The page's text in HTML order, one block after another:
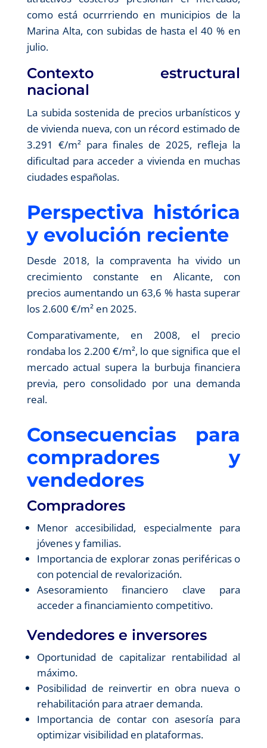
como está ocurrriendo en municipios de la
Marina Alta, con subidas de hasta el 40 % en
julio.
Contexto estructural
nacional
La subida sostenida de precios urbanísticos y
de vivienda nueva, con un récord estimado de
3.291 €/m² para finales de 2025, refleja la
dificultad para acceder a vivienda en muchas
ciudades españolas.
Perspectiva histórica
y evolución reciente
Desde 2018, la compraventa ha vivido un
crecimiento constante en Alicante, con
precios aumentando un 63,6 % hasta superar
los 2.600 €/m² en 2025.
Comparativamente, en 2008, el precio
rondaba los 2.200 €/m², lo que significa que el
mercado actual supera la burbuja financiera
previa, pero consolidado por una demanda
real.
Consecuencias para
compradores y
vendedores
Compradores
Menor accesibilidad, especialmente para
jóvenes y familias.
Importancia de explorar zonas periféricas o
con potencial de revalorización.
Asesoramiento financiero clave para
acceder a financiamiento competitivo.
Vendedores e inversores
Oportunidad de capitalizar rentabilidad al
máximo.
Posibilidad de reinvertir en obra nueva o
rehabilitación para atraer demanda.
Importancia de contar con asesoría para
optimizar visibilidad en plataformas.